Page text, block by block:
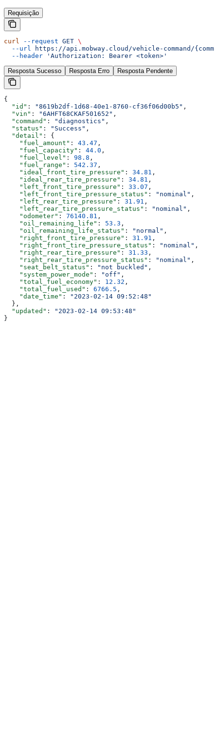
Requisição
curl --request GET \
  --url
https://api.mobway.cloud/vehicle-command/
  --header
'Authorization: Bearer <token>'
Resposta Sucesso Resposta Erro Resposta Pendente
{
  "id"
: "8619b2df-1d68-40e1-8760-cf36f06d00b5" ,
  "vin"
: "6AHFT68CKAF501652" ,
  "command"
: "diagnostics" ,
  "status"
: "Success" ,
  "detail"
: {
    "fuel_amount"
: 43.47 ,
    "fuel_capacity"
: 44.0 ,
    "fuel_level"
: 98.8 ,
    "fuel_range"
: 542.37 ,
    "ideal_front_tire_pressure"
: 34.81 ,
    "ideal_rear_tire_pressure"
: 34.81 ,
    "left_front_tire_pressure"
: 33.07 ,
    "left_front_tire_pressure_status"
: "nominal" ,
    "left_rear_tire_pressure"
: 31.91 ,
    "left_rear_tire_pressure_status"
: "nominal" ,
    "odometer"
: 76140.81 ,
    "oil_remaining_life"
: 53.3 ,
    "oil_remaining_life_status"
: "normal" ,
    "right_front_tire_pressure"
: 31.91 ,
    "right_front_tire_pressure_status"
: "nominal" ,
    "right_rear_tire_pressure"
: 31.33 ,
    "right_rear_tire_pressure_status"
: "nominal" ,
    "seat_belt_status"
: "not buckled" ,
    "system_power_mode"
: "off" ,
    "total_fuel_economy"
: 12.32 ,
    "total_fuel_used"
: 6766.5 ,
    "date_time"
:
"2023-02-14 09:52:48"
  },
  "updated"
:
"2023-02-14 09:53:48"
}